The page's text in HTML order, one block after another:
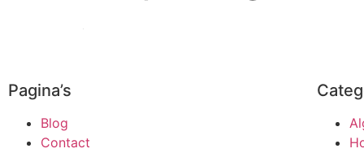
Pagina’s
Blog
Contact